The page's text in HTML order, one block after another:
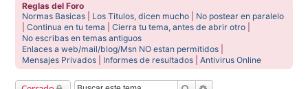
Reglas del Foro
Normas Basicas
Los Titulos, dicen mucho
No postear en paralelo
|Continua en tu tema |Cierra tu tema, antes de abrir otro
No escribas en temas antiguos
Enlaces a web/mail/blog/Msn NO estan permitidos
Mensajes Privados
Informes de resultados |Antivirus Online